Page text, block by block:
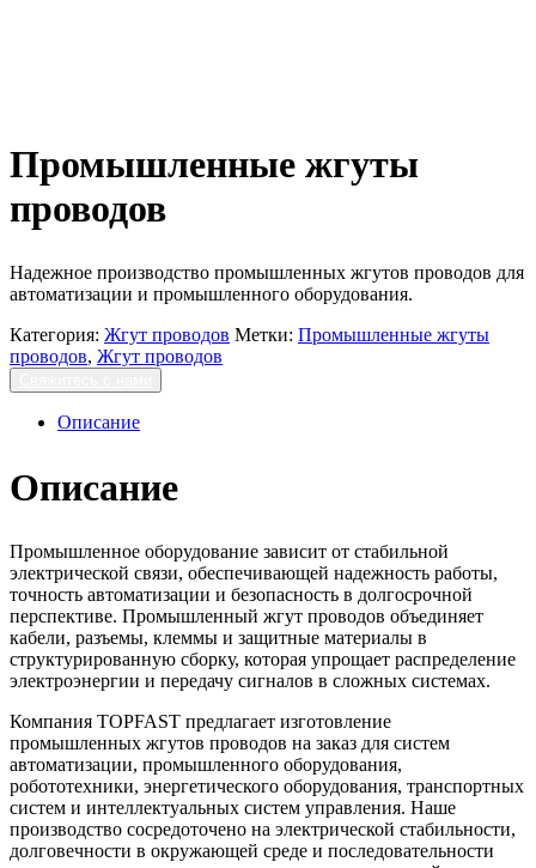
Промышленные жгуты
проводов
Надежное производство промышленных жгутов проводов для
автоматизации и промышленного оборудования.
Категория: Жгут проводов Метки: Промышленные жгуты
проводов, Жгут проводов
Описание
Описание
Промышленное оборудование зависит от стабильной
электрической связи, обеспечивающей надежность работы,
точность автоматизации и безопасность в долгосрочной
перспективе. Промышленный жгут проводов объединяет
кабели, разъемы, клеммы и защитные материалы в
структурированную сборку, которая упрощает распределение
электроэнергии и передачу сигналов в сложных системах.
Компания TOPFAST предлагает изготовление
промышленных жгутов проводов на заказ для систем
автоматизации, промышленного оборудования,
робототехники, энергетического оборудования, транспортных
систем и интеллектуальных систем управления. Наше
производство сосредоточено на электрической стабильности,
долговечности в окружающей среде и последовательности